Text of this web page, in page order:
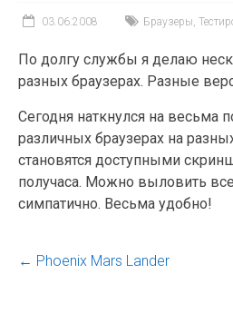
03.06.2008 Браузеры,
По долгу службы я делаю
разных браузерах. Разные
Сегодня наткнулся на весьма
различных браузерах на
становятся доступными
получаса. Можно выловить
симпатично. Весьма удобно!
← Phoenix Mars Lander